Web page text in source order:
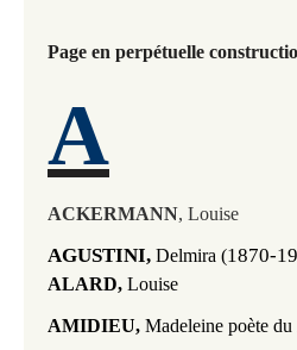
Page en perpétuelle
A
ACKERMANN, Louise
AGUSTINI, Delmira (1870-
ALARD, Louise
AMIDIEU, Madeleine poète